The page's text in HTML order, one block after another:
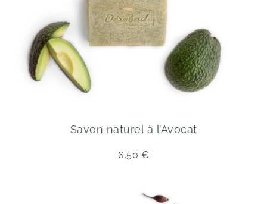
Savon naturel à l’Avocat
6.50 €